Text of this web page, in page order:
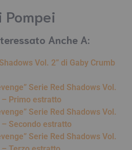
Pompei
Anche A:
Vol. 2” di Gaby Crumb
Serie Red Shadows Vol.
– Primo estratto
Serie Red Shadows Vol.
– Secondo estratto
Serie Red Shadows Vol.